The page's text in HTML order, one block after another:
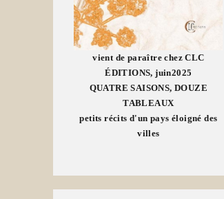
vient de paraître chez CLC
ÉDITIONS, juin2025
QUATRE SAISONS, DOUZE
TABLEAUX
petits récits d'un pays éloigné des
villes